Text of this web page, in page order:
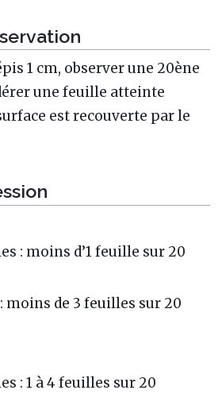
1 cm, observer une 20ène
une feuille atteinte
est recouverte par le
: moins d’1 feuille sur 20
moins de 3 feuilles sur 20
: 1 à 4 feuilles sur 20